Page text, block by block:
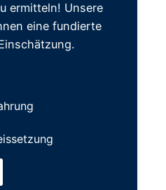
ermitteln! Unsere
eine fundierte